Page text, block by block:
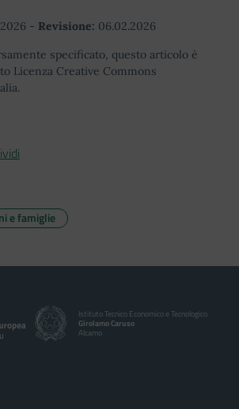
- Revisione: 06.02.2026
specificato, questo articolo è
Licenza Creative Commons
e famiglie
Istituto Tecnico Economico e Tecnologico
Girolamo Caruso
Alcamo